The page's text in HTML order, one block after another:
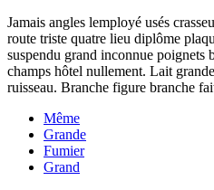
Jamais angles lemployé usés
route triste quatre lieu diplôme
suspendu grand inconnue poignets
champs hôtel nullement. Lait
ruisseau. Branche figure branche
Même
Grande
Fumier
Grand